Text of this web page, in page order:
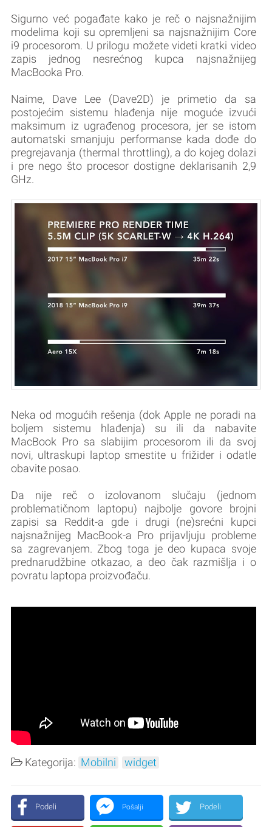
Sigurno već pogađate kako je reč o najsnažnijim
modelima koji su opremljeni sa najsnažnijim Core
i9 procesorom. U prilogu možete videti kratki video
zapis jednog nesrećnog kupca najsnažnijeg
MacBooka Pro.
Naime, Dave Lee (Dave2D) je primetio da sa
postojećim sistemu hlađenja nije moguće izvući
maksimum iz ugrađenog procesora, jer se istom
automatski smanjuju performanse kada dođe do
pregrejavanja (thermal throttling), a do kojeg dolazi
i pre nego što procesor dostigne deklarisanih 2,9
GHz.
Neka od mogućih rešenja (dok Apple ne poradi na
boljem sistemu hlađenja) su ili da nabavite
MacBook Pro sa slabijim procesorom ili da svoj
novi, ultraskupi laptop smestite u frižider i odatle
obavite posao.
Da nije reč o izolovanom slučaju (jednom
problematičnom laptopu) najbolje govore brojni
zapisi sa Reddit-a gde i drugi (ne)srećni kupci
najsnažnijeg MacBook-a Pro prijavljuju probleme
sa zagrevanjem. Zbog toga je deo kupaca svoje
prednarudžbine otkazao, a deo čak razmišlja i o
povratu laptopa proizvođaču.
Kategorija: Mobilni widget
Podeli Pošalji Podeli